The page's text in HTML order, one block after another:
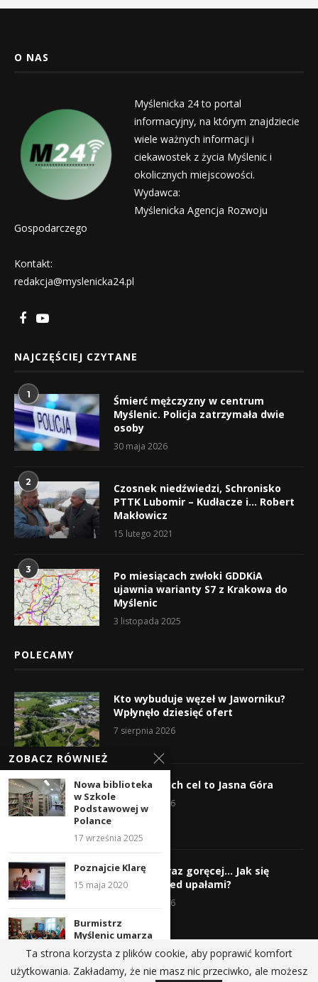
O NAS
Myślenicka 24 to portal
informacyjny, na którym znajdziecie
wiele ważnych informacji i
ciekawostek z życia Myślenic i
okolicznych miejscowości.
Wydawca:
Myślenicka Agencja Rozwoju
Gospodarczego
Kontakt:
redakcja@myslenicka24.pl
NAJCZĘŚCIEJ CZYTANE
1
Śmierć mężczyzny w centrum
Myślenic. Policja zatrzymała dwie
osoby
30 maja 2026
2
Czosnek niedźwiedzi, Schronisko
PTTK Lubomir – Kudłacze i… Robert
Makłowicz
15 lutego 2021
3
Po miesiącach zwłoki GDDKiA
ujawnia warianty S7 z Krakowa do
Myślenic
3 listopada 2025
POLECAMY
Kto wybuduje węzeł w Jaworniku?
Wpłynęło dziesięć ofert
7 sierpnia 2026
Wyruszyli! Ich cel to Jasna Góra
5 sierpnia 2026
Gorąco, coraz goręcej… Jak się
chronić przed upałami?
4 sierpnia 2026
ZOBACZ RÓWNIEŻ
Nowa biblioteka
w Szkole
Podstawowej w
Polance
17 września 2025
Poznajcie Klarę
15 maja 2020
Burmistrz
Myślenic umarza
podatek
szpitalowi. „To
realne...
Ta strona korzysta z plików cookie, aby poprawić komfort
użytkowania. Zakładamy, że nie masz nic przeciwko, ale możesz